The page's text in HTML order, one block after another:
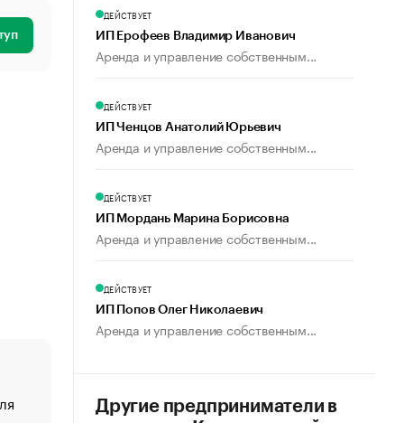
«От спорта тело стареет иначе». Как живет глава
ДЕЙСТВУЕТ
ИП Ерофеев Владимир Иванович
Аренда и управление собственным...
ДЕЙСТВУЕТ
ИП Ченцов Анатолий Юрьевич
Аренда и управление собственным...
ДЕЙСТВУЕТ
ИП Мордань Марина Борисовна
Аренда и управление собственным...
ДЕЙСТВУЕТ
ИП Попов Олег Николаевич
Аренда и управление собственным...
Другие предприниматели в